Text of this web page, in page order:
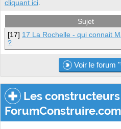
cliquant ici
Sujet
[17] 17 La Rochelle - qui connait
?
Voir le forum
Les